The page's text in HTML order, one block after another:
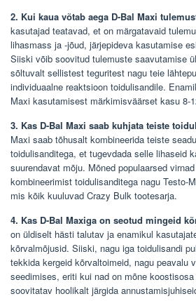
2. Kui kaua võtab aega D-Bal Maxi
kasutajad teatavad, et on märgatavaid
lihasmass ja -jõud, järjepideva kasutamise
Siiski võib soovitud tulemuste saavutamise
sõltuvalt sellistest teguritest nagu teie
individuaalne reaktsioon toidulisandile.
Maxi kasutamisest märkimisväärset kasu 8-
3. Kas D-Bal Maxi saab kuhjata teiste
Maxi saab tõhusalt kombineerida teiste
toidulisanditega, et tugevdada selle lihaseid
suurendavat mõju. Mõned populaarsed
kombineerimist toidulisanditega nagu Testo-
mis kõik kuuluvad Crazy Bulk tootesarja.
4. Kas D-Bal Maxiga on seotud mingeid
on üldiselt hästi talutav ja enamikul
kõrvalmõjusid. Siiski, nagu iga toidulisandi
tekkida kergeid kõrvaltoimeid, nagu peavalu
seedimises, eriti kui nad on mõne
soovitatav hoolikalt järgida